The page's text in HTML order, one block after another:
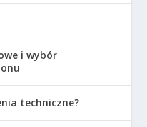
i wybór
techniczne?